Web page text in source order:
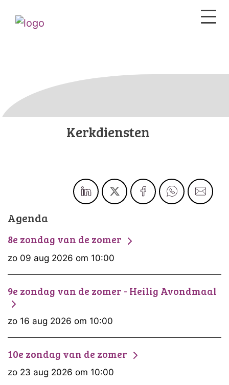
Kerkdiensten
Agenda
8e zondag van de zomer
zo 09 aug 2026 om 10:00
9e zondag van de zomer - Heilig Avondmaal
zo 16 aug 2026 om 10:00
10e zondag van de zomer
zo 23 aug 2026 om 10:00